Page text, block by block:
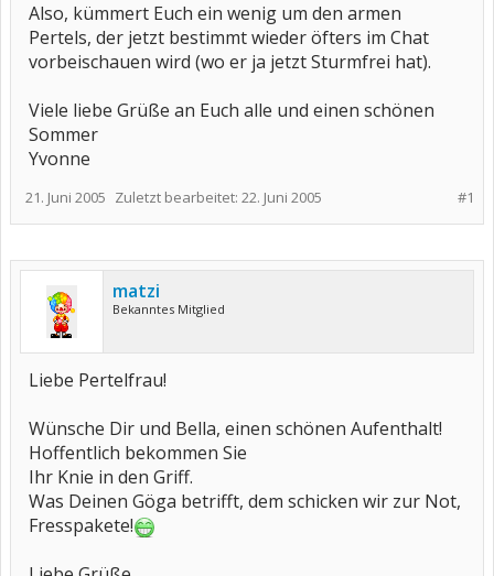
Also, kümmert Euch ein wenig um den armen
Pertels, der jetzt bestimmt wieder öfters im Chat
vorbeischauen wird (wo er ja jetzt Sturmfrei hat).
Viele liebe Grüße an Euch alle und einen schönen
Sommer
Yvonne
#1
21. Juni 2005 Zuletzt bearbeitet: 22. Juni 2005
matzi
Bekanntes Mitglied
Liebe Pertelfrau!
Wünsche Dir und Bella, einen schönen Aufenthalt!
Hoffentlich bekommen Sie
Ihr Knie in den Griff.
Was Deinen Göga betrifft, dem schicken wir zur Not,
Fresspakete!